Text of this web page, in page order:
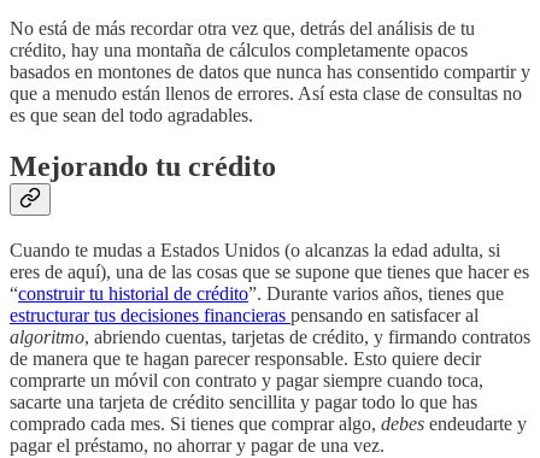
No está de más recordar otra vez que, detrás del análisis de tu
crédito, hay una montaña de cálculos completamente opacos
basados en montones de datos que nunca has consentido compartir y
que a menudo están llenos de errores. Así esta clase de consultas no
es que sean del todo agradables.
Mejorando tu crédito
Cuando te mudas a Estados Unidos (o alcanzas la edad adulta, si
eres de aquí), una de las cosas que se supone que tienes que hacer es
“construir tu historial de crédito”. Durante varios años, tienes que
estructurar tus decisiones financieras pensando en satisfacer al
algoritmo, abriendo cuentas, tarjetas de crédito, y firmando contratos
de manera que te hagan parecer responsable. Esto quiere decir
comprarte un móvil con contrato y pagar siempre cuando toca,
sacarte una tarjeta de crédito sencillita y pagar todo lo que has
comprado cada mes. Si tienes que comprar algo, debes endeudarte y
pagar el préstamo, no ahorrar y pagar de una vez.